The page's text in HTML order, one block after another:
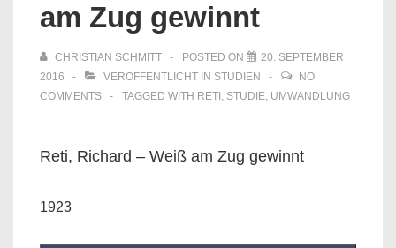
am Zug gewinnt
CHRISTIAN SCHMITT POSTED ON
20. SEPTEMBER
2016
VERÖFFENTLICHT IN STUDIEN
NO
COMMENTS
TAGGED WITH RETI , STUDIE, UMWANDLUNG
Reti, Richard – Weiß am Zug gewinnt
1923